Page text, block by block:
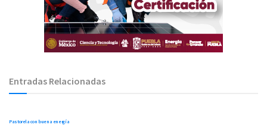
Entradas Relacionadas
SÁTIRA ENERGÉTICA
Pastorela con buena energía